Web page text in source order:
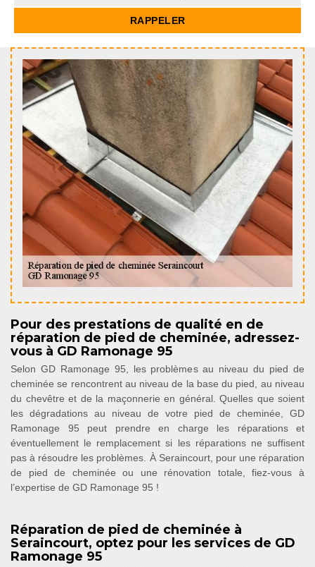
Pour des prestations de qualité en de
réparation de pied de cheminée, adressez-
vous à GD Ramonage 95
Selon GD Ramonage 95, les problèmes au niveau du pied de
cheminée se rencontrent au niveau de la base du pied, au niveau
du chevêtre et de la maçonnerie en général. Quelles que soient
les dégradations au niveau de votre pied de cheminée, GD
Ramonage 95 peut prendre en charge les réparations et
éventuellement le remplacement si les réparations ne suffisent
pas à résoudre les problèmes. À Seraincourt, pour une réparation
de pied de cheminée ou une rénovation totale, fiez-vous à
l’expertise de GD Ramonage 95 !
Réparation de pied de cheminée à
Seraincourt, optez pour les services de GD
Ramonage 95